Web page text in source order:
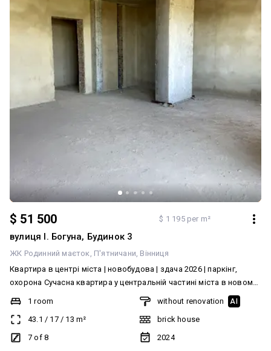
$ 51 500 $ 1 195 per m²
вулиця І. Богуна, Будинок 3
ЖК Родинний маєток П'ятничани Вінниця
Квартира в центрі міста | новобудова | здача 2026 | паркінг,
охорона Сучасна квартира у центральній частині міста в новому
житловому комплексі. Ідеальний варіант для життя або
інвестиції. АГВ, панорамні вікна та гарний вид з вікна. Основне: •
площа квартири 43 м.кв: кімната, кухня-вітальня, суміжний
санвузол. • будинок збудований, тривають оздоблювальні
1 room
43.1 / 17/ 13 m²
7 of 8
without renovation AI
brick house
2024